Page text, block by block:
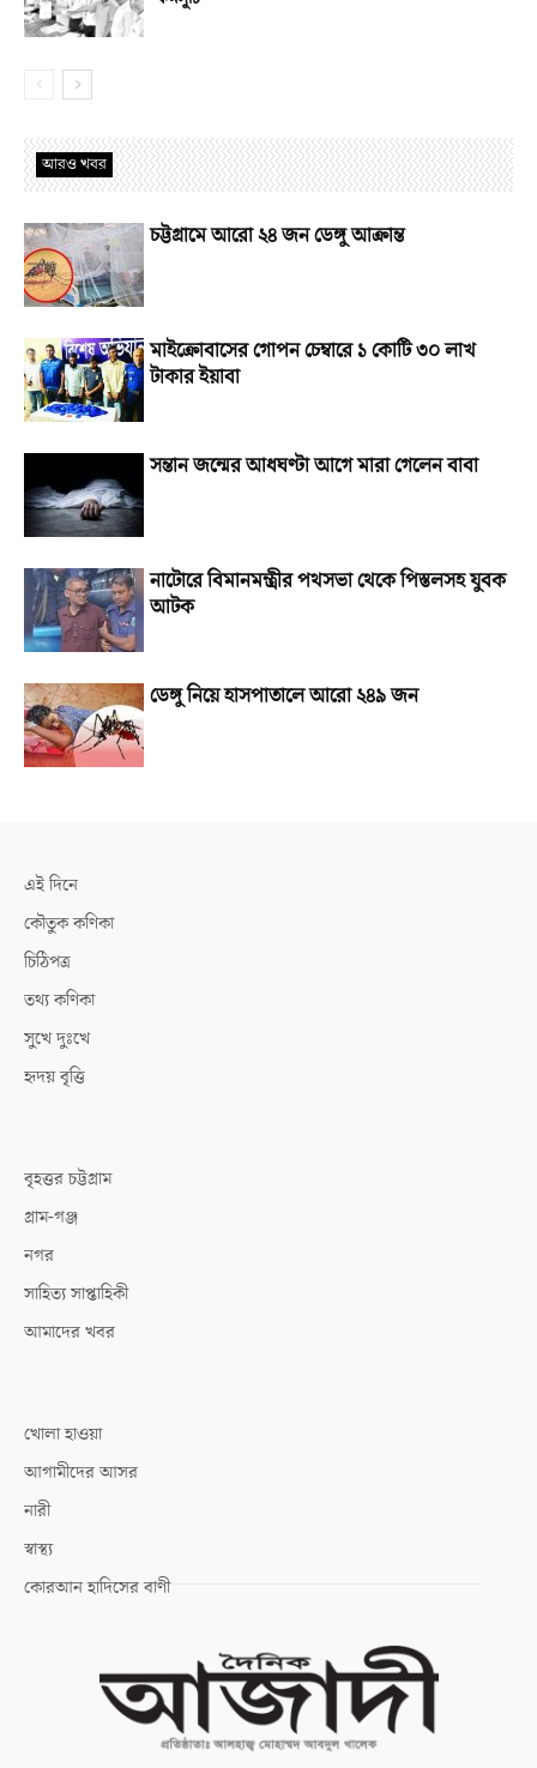
আরও খবর
চট্টগ্রামে আরো ২৪ জন ডেঙ্গু আক্রান্ত
মাইক্রোবাসের গোপন চেম্বারে ১ কোটি ৩০ লাখ
টাকার ইয়াবা
সন্তান জন্মের আধঘণ্টা আগে মারা গেলেন বাবা
নাটোরে বিমানমন্ত্রীর পথসভা থেকে পিস্তলসহ যুবক
আটক
ডেঙ্গু নিয়ে হাসপাতালে আরো ২৪৯ জন
এই দিনে
কৌতুক কণিকা
চিঠিপত্র
তথ্য কণিকা
সুখে দুঃখে
হৃদয় বৃত্তি
বৃহত্তর চট্টগ্রাম
গ্রাম-গঞ্জ
নগর
সাহিত্য সাপ্তাহিকী
আমাদের খবর
খোলা হাওয়া
আগামীদের আসর
নারী
স্বাস্থ্য
কোরআন হাদিসের বাণী